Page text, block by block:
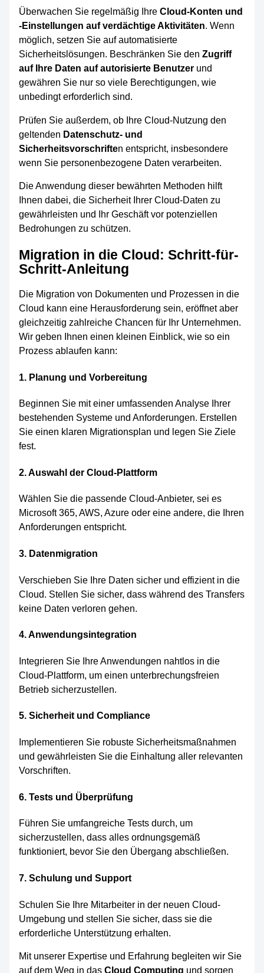
Überwachen Sie regelmäßig Ihre Cloud-Konten und
-Einstellungen auf verdächtige Aktivitäten. Wenn
möglich, setzen Sie auf automatisierte
Sicherheitslösungen. Beschränken Sie den Zugriff
auf Ihre Daten auf autorisierte Benutzerund
gewähren Sie nur so viele Berechtigungen, wie
unbedingt erforderlich sind.
Prüfen Sie außerdem, ob Ihre Cloud-Nutzung den
geltenden Datenschutz- und
Sicherheitsvorschriften entspricht, insbesondere
wenn Sie personenbezogene Daten verarbeiten.
Die Anwendung dieser bewährten Methoden hilft
Ihnen dabei, die Sicherheit Ihrer Cloud-Daten zu
gewährleisten und Ihr Geschäft vor potenziellen
Bedrohungen zu schützen.
Migration in die Cloud: Schritt-für-
Schritt-Anleitung
Die Migration von Dokumenten und Prozessen in die
Cloud kann eine Herausforderung sein, eröffnet aber
gleichzeitig zahlreiche Chancen für Ihr Unternehmen.
Wir geben Ihnen einen kleinen Einblick, wie so ein
Prozess ablaufen kann:
1. Planung und Vorbereitung
Beginnen Sie mit einer umfassenden Analyse Ihrer
bestehenden Systeme und Anforderungen. Erstellen
Sie einen klaren Migrationsplan und legen Sie Ziele
fest.
2. Auswahl der Cloud-Plattform
Wählen Sie die passende Cloud-Anbieter, sei es
Microsoft 365, AWS, Azure oder eine andere, die Ihren
Anforderungen entspricht.
3. Datenmigration
Verschieben Sie Ihre Daten sicher und effizient in die
Cloud. Stellen Sie sicher, dass während des Transfers
keine Daten verloren gehen.
4. Anwendungsintegration
Integrieren Sie Ihre Anwendungen nahtlos in die
Cloud-Plattform, um einen unterbrechungsfreien
Betrieb sicherzustellen.
5. Sicherheit und Compliance
Implementieren Sie robuste Sicherheitsmaßnahmen
und gewährleisten Sie die Einhaltung aller relevanten
Vorschriften.
6. Tests und Überprüfung
Führen Sie umfangreiche Tests durch, um
sicherzustellen, dass alles ordnungsgemäß
funktioniert, bevor Sie den Übergang abschließen.
7. Schulung und Support
Schulen Sie Ihre Mitarbeiter in der neuen Cloud-
Umgebung und stellen Sie sicher, dass sie die
erforderliche Unterstützung erhalten.
Mit unserer Expertise und Erfahrung begleiten wir Sie
auf dem Weg in das Cloud Computing und sorgen